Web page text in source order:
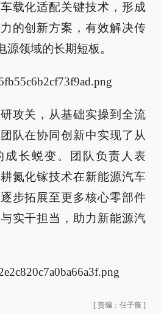
载化适配关键技术，形成
的创新方案，有效解决传
领域的长期短板。
攻关，从基础实操到全流
队在协同创新中实现了从
成长蜕变。团队负责人表
氮化镓技术在新能源汽车
步拓展至更多核心零部件
实干担当，助力新能源汽
[ 责编：任子薇 ]